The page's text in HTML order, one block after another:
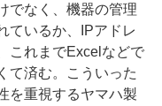
でなく、機器の管理
ているか、IPアドレ
これまでExcelなどで
て済む。こういった
を重視するヤマハ製